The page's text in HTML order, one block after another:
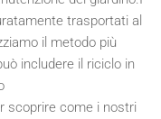
trasportati al
il metodo più
includere il riciclo in
scoprire come i nostri